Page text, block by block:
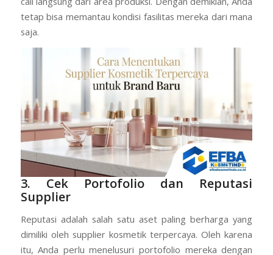
waktu untuk mengunjungi pabrik. Oleh sebab itu, Anda
bisa memanfaatkan teknologi dengan meminta video
call langsung dari area produksi. Dengan demikian, Anda
3. Cek Portofolio dan Reputasi
Supplier